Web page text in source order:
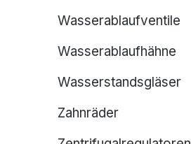
Wasserablaufventile
Wasserablaufhähne
Wasserstandsgläser
Zahnräder